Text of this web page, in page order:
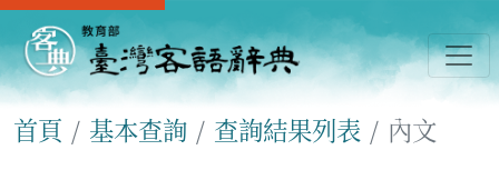
首頁 基本查詢 查詢結果列表 內文